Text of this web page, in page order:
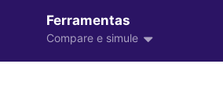
Ferramentas
Compare e simule